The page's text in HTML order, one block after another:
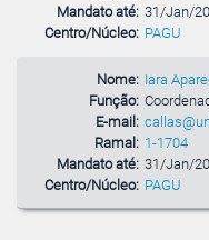
Mandato até: 31/Jan/
Centro/Núcleo: PAGU
Nome: Iara
Função:
E-mail:
Ramal: 1-1704
Mandato até: 31/Jan/
Centro/Núcleo: PAGU